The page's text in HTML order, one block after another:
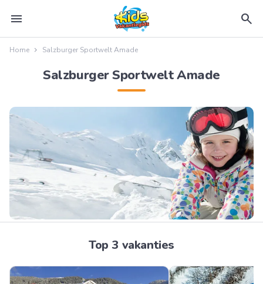
menu search
Home Salzburger Sportwelt Amade
Salzburger Sportwelt Amade
Top 3 vakanties